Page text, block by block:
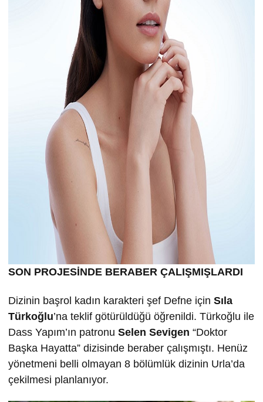
SON PROJESİNDE BERABER ÇALIŞMIŞLARDI
Dizinin başrol kadın karakteri şef Defne için Sıla
Türkoğlu’na teklif götürüldüğü öğrenildi. Türkoğlu ile
Dass Yapım’ın patronu Selen Sevigen “Doktor
Başka Hayatta” dizisinde beraber çalışmıştı. Henüz
yönetmeni belli olmayan 8 bölümlük dizinin Urla’da
çekilmesi planlanıyor.